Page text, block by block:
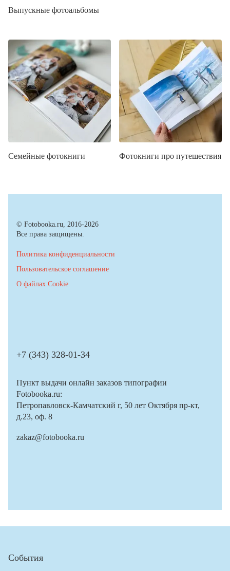
Выпускные фотоальбомы
Семейные фотокниги Фотокниги про путешествия
© Fotobooka.ru, 2016-2026
Все права защищены.
Политика конфиденциальности
Пользовательское соглашение
О файлах Cookie
+7 (343) 328-01-34
Пункт выдачи онлайн заказов типографии
Fotobooka.ru:
Петропавловск-Камчатский г, 50 лет Октября пр-кт,
д.23, оф. 8
zakaz@fotobooka.ru
События